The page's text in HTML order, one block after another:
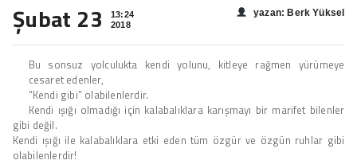
Şubat 23
13:24
2018
yazan: Berk Yüksel
Bu sonsuz yolculukta kendi yolunu, kitleye rağmen yürümeye
cesaret edenler,
“Kendi gibi” olabilenlerdir.
Kendi ışığı olmadığı için kalabalıklara karışmayı bir marifet bilenler
gibi değil.
Kendi ışığı ile kalabalıklara etki eden tüm özgür ve özgün ruhlar gibi
olabilenlerdir!